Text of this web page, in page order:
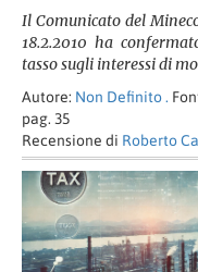
Il Comunicato del
18.2.2010 ha
tasso sugli interessi di
Autore: Non Definito .
pag. 35
Recensione di Roberto